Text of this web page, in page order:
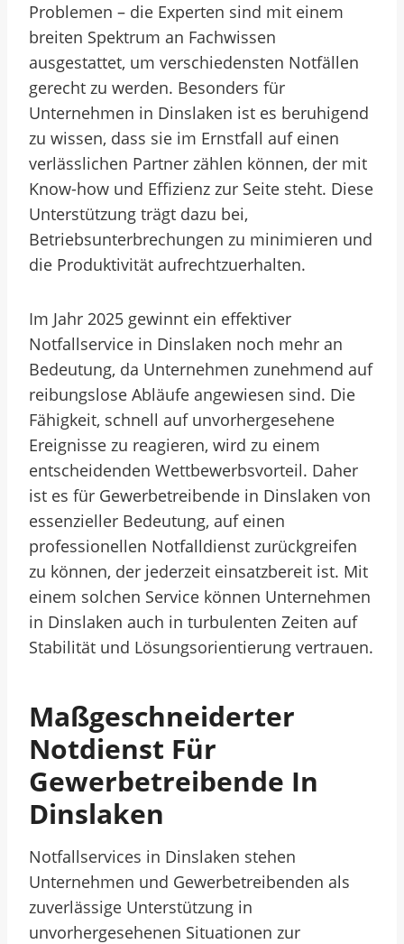
Problemen – die Experten sind mit einem
breiten Spektrum an Fachwissen
ausgestattet, um verschiedensten Notfällen
gerecht zu werden. Besonders für
Unternehmen in Dinslaken ist es beruhigend
zu wissen, dass sie im Ernstfall auf einen
verlässlichen Partner zählen können, der mit
Know-how und Effizienz zur Seite steht. Diese
Unterstützung trägt dazu bei,
Betriebsunterbrechungen zu minimieren und
die Produktivität aufrechtzuerhalten.
Im Jahr 2025 gewinnt ein effektiver
Notfallservice in Dinslaken noch mehr an
Bedeutung, da Unternehmen zunehmend auf
reibungslose Abläufe angewiesen sind. Die
Fähigkeit, schnell auf unvorhergesehene
Ereignisse zu reagieren, wird zu einem
entscheidenden Wettbewerbsvorteil. Daher
ist es für Gewerbetreibende in Dinslaken von
essenzieller Bedeutung, auf einen
professionellen Notfalldienst zurückgreifen
zu können, der jederzeit einsatzbereit ist. Mit
einem solchen Service können Unternehmen
in Dinslaken auch in turbulenten Zeiten auf
Stabilität und Lösungsorientierung vertrauen.
Maßgeschneiderter
Notdienst Für
Gewerbetreibende In
Dinslaken
Notfallservices in Dinslaken stehen
Unternehmen und Gewerbetreibenden als
zuverlässige Unterstützung in
unvorhergesehenen Situationen zur